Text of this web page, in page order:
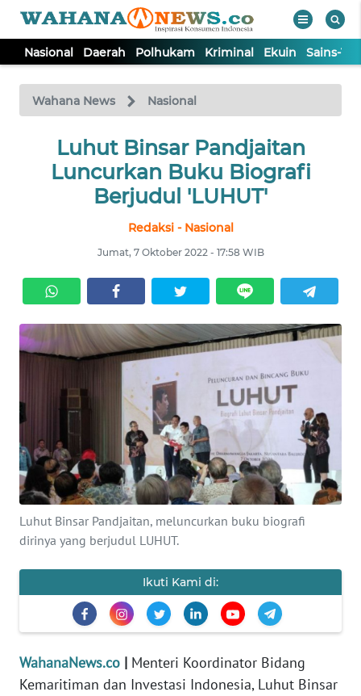
Nasional Daerah Polhukam Kriminal Ekuin Sains-
Wahana News Nasional
Luhut Binsar Pandjaitan
Luncurkan Buku Biografi
Berjudul 'LUHUT'
Redaksi - Nasional
Jumat, 7 Oktober 2022 - 17:58 WIB
Luhut Binsar Pandjaitan, meluncurkan buku biografi
dirinya yang berjudul LUHUT.
Ikuti Kami di:
WahanaNews.co | Menteri Koordinator Bidang
Kemaritiman dan Investasi Indonesia, Luhut Binsar
TV
Tutup
NASIONAL
KRIMINAL
EKUIN
KESEHATAN
INTERNASIONAL
SERBA-SERBI
PENDIDIKAN
OLAHRAGA
EDITORIAL